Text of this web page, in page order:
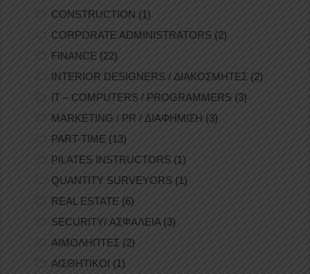
CONSTRUCTION (1)
CORPORATE ADMINISTRATORS (2)
FINANCE (22)
INTERIOR DESIGNERS / ΔΙΑΚΟΣΜΗΤΕΣ (2)
IT – COMPUTERS / PROGRAMMERS (3)
MARKETING / PR / ΔΙΑΦΗΜΙΣΗ (3)
PART-TIME (13)
PILATES INSTRUCTORS (1)
QUANTITY SURVEYORS (1)
REAL ESTATE (6)
SECURITY/ ΑΣΦΑΛΕΙΑ(3)
ΑΙΜΟΛΗΠΤΕΣ (2)
ΑΙΣΘΗΤΙΚΟΙ (1)